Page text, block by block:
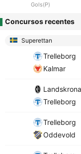
Gols(P)
Concursos recentes
Superettan
Trelleborg
Kalmar
Landskrona
Trelleborg
Trelleborg
Oddevold